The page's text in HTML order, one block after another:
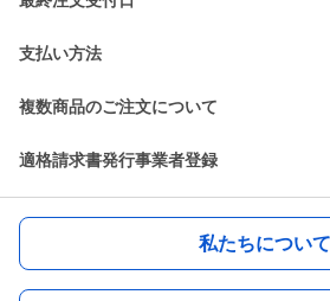
支払い方法
複数商品のご注文について
適格請求書発行事業者登録
私たちについて